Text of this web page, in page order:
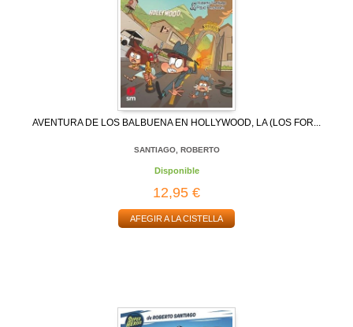
AVENTURA DE LOS BALBUENA EN HOLLYWOOD, LA (LOS FOR...
SANTIAGO, ROBERTO
Disponible
12,95 €
AFEGIR A LA CISTELLA